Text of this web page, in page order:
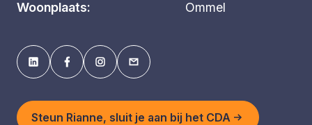
Woonplaats: Ommel
Steun Rianne, sluit je aan bij het CDA